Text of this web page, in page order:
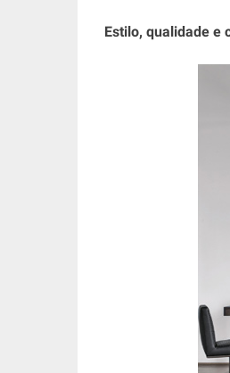
Estilo, qualidade e